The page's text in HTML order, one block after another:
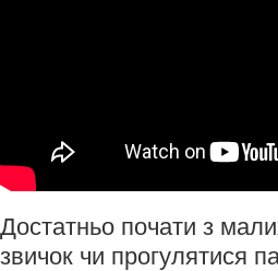
Достатньо почати з
звичок чи прогулятися